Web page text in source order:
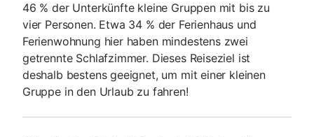
46 % der Unterkünfte kleine Gruppen mit bis zu
vier Personen. Etwa 34 % der Ferienhaus und
Ferienwohnung hier haben mindestens zwei
getrennte Schlafzimmer. Dieses Reiseziel ist
deshalb bestens geeignet, um mit einer kleinen
Gruppe in den Urlaub zu fahren!